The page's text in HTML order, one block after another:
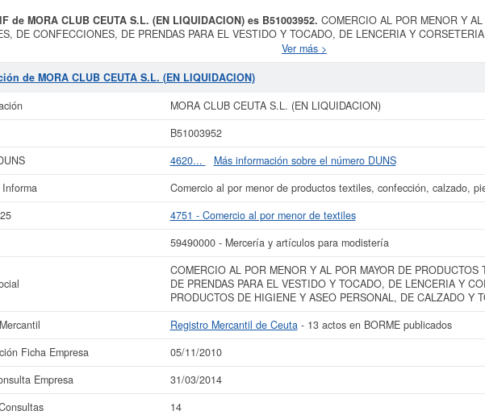
de MORA CLUB CEUTA S.L. (EN LIQUIDACION) es B51003952. COMERCIO AL POR MENOR Y
DE CONFECCIONES, DE PRENDAS PARA EL VESTIDO Y TOCADO, DE LENCERIA Y
HIGIENE Y ASEO PERSONAL, DE CALZADO Y TODOS SUS COM es el propósito final de la empresa
, dada de alta el día 20/10/2000. Su CNAE correspondiente es 4751 - Comercio al por menor de
SIC deMORA CLUB CEUTA S.L. (EN LIQUIDACION)
3 empleados. La consulta más reciente de la ficha de esta empresa ha sido el 31/03/2014. Acumula un
de su sector pueden pedir algunas subvenciones. Si desea saber cuales son puede hacer la
MORA CLUB CEUTA S.L. (EN LIQUIDACION)
de Ceuta y tiene 13 actos publicados en el BORME.
en conocer más datos de la empresa MORA CLUB CEUTA S.L. (EN LIQUIDACION) puede
de MORA CLUB CEUTA S.L. (EN LIQUIDACION) y consultar los resultados de sus años de actividad,
resultados disponibles.
La última actualización del informe de empresa se ha realizado el 05/11/2010.
Ver más >
de MORA CLUB CEUTA S.L. (EN LIQUIDACION)
MORA CLUB CEUTA S.L. (EN LIQUIDACION)
B51003952
4620...
Más información sobre el número DUNS
Comercio al por menor de productos textiles, confección, calzado,
4751 - Comercio al por menor de textiles
59490000 - Mercería y artículos para modistería
COMERCIO AL POR MENOR Y AL POR MAYOR DE
DE PRENDAS PARA EL VESTIDO Y TOCADO, DE LENCERIA Y
PRODUCTOS DE HIGIENE Y ASEO PERSONAL, DE CALZADO Y
Registro Mercantil de Ceuta- 13 actos en BORME publicados
Ficha Empresa
05/11/2010
Empresa
31/03/2014
14